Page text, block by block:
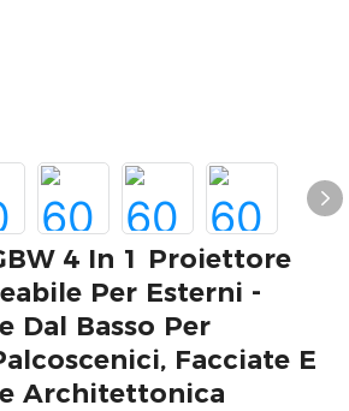
4 In 1 Proiettore
Per Esterni -
Dal Basso Per
Facciate E
Architettonica